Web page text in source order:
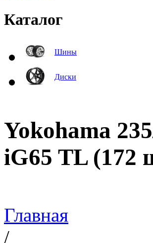
Каталог
Шины
Диски
Yokohama
iG65 TL (172
Главная
/